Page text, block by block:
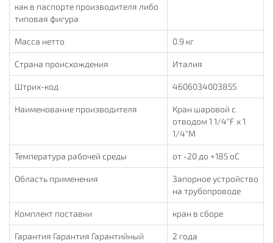
как в паспорте производителя либо
типовая фигура
Масса нетто 0.9 кг
Страна происхождения Италия
Штрих-код 4606034003855
Наименование производителя
Кран шаровой с
отводом 1 1/4"F x 1
1/4"M
Температура рабочей среды от -20 до +185 oC
Область применения
Запорное устройство
на трубопроводе
Комплект поставки кран в сборе
Гарантия Гарантия Гарантийный 2 года